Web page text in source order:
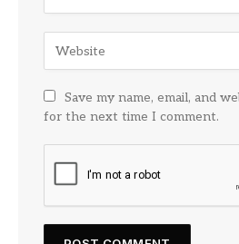
Save my name, email, and
for the next time I comment.